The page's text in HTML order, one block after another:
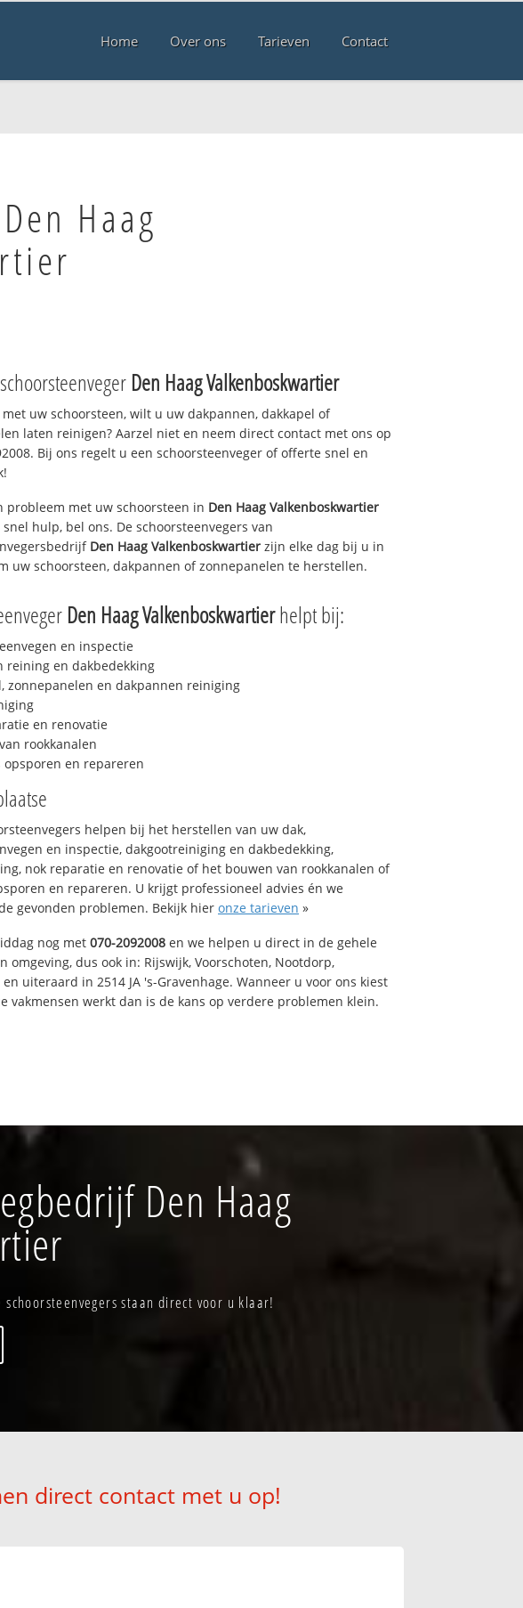
Home Over ons Tarieven Contact
Haag
Den Haag Valkenboskwartier
uw schoorsteen, wilt u uw dakpannen, dakkapel of
laten reinigen? Aarzel niet en neem direct contact met ons op
Bij ons regelt u een schoorsteenveger of offerte snel en
probleem met uw schoorsteen in Den Haag Valkenboskwartier
hulp, bel ons. De schoorsteenvegers van
Den Haag Valkenboskwartier zijn elke dag bij u in
uw schoorsteen, dakpannen of zonnepanelen te herstellen.
Den Haag Valkenboskwartierhelpt bij:
en inspectie
reining en dakbedekking
zonnepanelen en dakpannen reiniging
en renovatie
rookkanalen
opsporen en repareren
helpen bij het herstellen van uw dak,
en inspectie, dakgootreiniging en dakbedekking,
nok reparatie en renovatie of het bouwen van rookkanalen of
en repareren. U krijgt professioneel advies én we
gevonden problemen. Bekijk hier onze tarieven »
nog met 070-2092008 en we helpen u direct in de gehele
omgeving, dus ook in: Rijswijk, Voorschoten, Nootdorp,
en uiteraard in 2514 JA 's-Gravenhage. Wanneer u voor ons kiest
vakmensen werkt dan is de kans op verdere problemen klein.
Den Haag
staan direct voor u klaar!
direct contact met u op!